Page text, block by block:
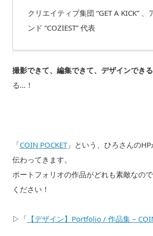
クリエイティブ集団 “GET A KICK” 、
ンド “COZIEST” 代表
撮影できて、編集できて、デザインできる
る…！
「COIN POCKET」という、ひろさんの
伝わってきます。
ポートフォリオの作品がどれも素敵なの
ください！
▷「 【デザイン】Portfolio / 作品集 –